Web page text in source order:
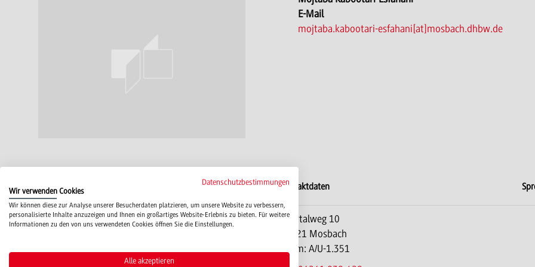
E-Mail
mojtaba.kabootari-esfahani[at]mosbach.dhbw.de
Funktion(en) Kontaktdaten
DHBW-Studierender Bereich IT-Service und CAD-Labore
Lohrtalweg 10
74821 Mosbach
Raum: A/U-1.351
Datenschutzbestimmungen
Wir verwenden Cookies
Wir können diese zur Analyse unserer Besucherdaten platzieren, um unsere Website zu verbessern,
personalisierte Inhalte anzuzeigen und Ihnen ein großartiges Website-Erlebnis zu bieten. Für weitere
Informationen zu den von uns verwendeten Cookies öffnen Sie die Einstellungen.
Alle akzeptieren